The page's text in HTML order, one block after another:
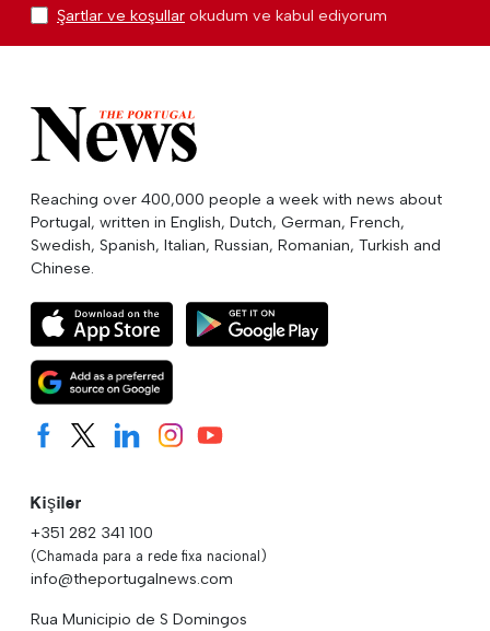
Şartlar ve koşullar okudum ve kabul ediyorum
Reaching over 400,000 people a week with news about
Portugal, written in English, Dutch, German, French,
Swedish, Spanish, Italian, Russian, Romanian, Turkish and
Chinese.
Kişiler
+351 282 341 100
(Chamada para a rede fixa nacional)
info@theportugalnews.com
Rua Municipio de S Domingos